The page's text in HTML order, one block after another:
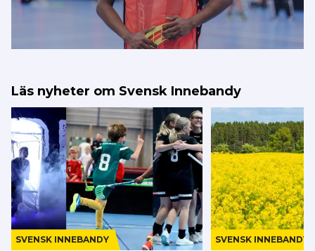
Läs nyheter om Svensk Innebandy
SVENSK INNEBANDY SVENSK INNEBANDY